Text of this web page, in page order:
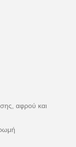
αφρού και